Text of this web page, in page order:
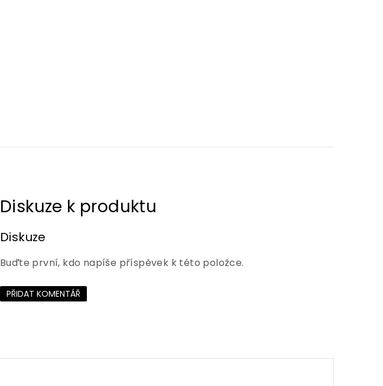
Diskuze
Buďte první, kdo napíše příspěvek k této položce.
PŘIDAT KOMENTÁŘ